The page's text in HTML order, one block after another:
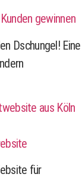
gewinnen
Dschungel! Eine
für